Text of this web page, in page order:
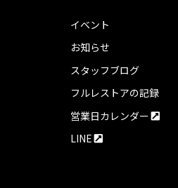
イベント
お知らせ
スタッフブログ
フルレストアの記録
営業日カレンダー
LINE